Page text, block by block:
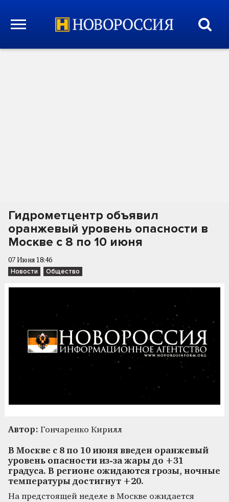
Гидрометцентр объявил
оранжевый уровень опасности в
Москве с 8 по 10 июня
07 Июня 18:46
Новости Общество
Автор: Гончаренко Кирилл
В Москве с 8 по 10 июня введен оранжевый
уровень опасности из-за жары до +31
градуса. В регионе ожидаются грозы, ночные
температуры достигнут +20.
На предстоящей неделе в Москве ожидается